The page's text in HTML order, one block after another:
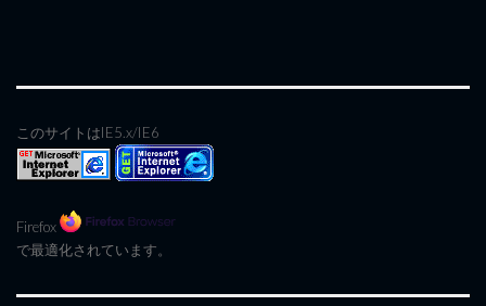
このサイトはIE5.x/IE6
Firefox
で最適化されています。